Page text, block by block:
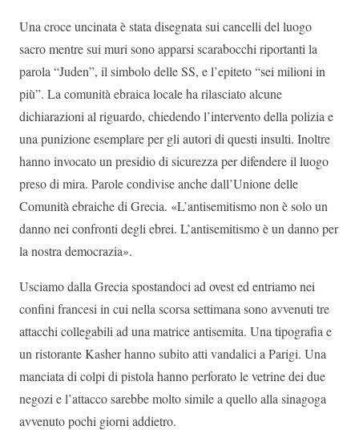
Una croce uncinata è stata disegnata sui cancelli del luogo
sacro mentre sui muri sono apparsi scarabocchi riportanti la
parola “Juden”, il simbolo delle SS, e l’epiteto “sei milioni in
più”. La comunità ebraica locale ha rilasciato alcune
dichiarazioni al riguardo, chiedendo l’intervento della polizia e
una punizione esemplare per gli autori di questi insulti. Inoltre
hanno invocato un presidio di sicurezza per difendere il luogo
preso di mira. Parole condivise anche dall’Unione delle
Comunità ebraiche di Grecia. «L’antisemitismo non è solo un
danno nei confronti degli ebrei. L’antisemitismo è un danno per
la nostra democrazia».
Usciamo dalla Grecia spostandoci ad ovest ed entriamo nei
confini francesi in cui nella scorsa settimana sono avvenuti tre
attacchi collegabili ad una matrice antisemita. Una tipografia e
un ristorante Kasher hanno subito atti vandalici a Parigi. Una
manciata di colpi di pistola hanno perforato le vetrine dei due
negozi e l’attacco sarebbe molto simile a quello alla sinagoga
avvenuto pochi giorni addietro.